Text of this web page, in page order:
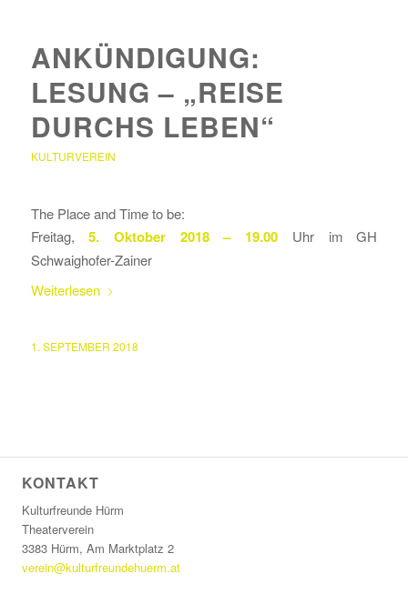
ANKÜNDIGUNG:
LESUNG – „REISE
DURCHS LEBEN“
KULTURVEREIN
The Place and Time to be:
Freitag, 5. Oktober 2018 – 19.00 Uhr im GH
Schwaighofer-Zainer
Weiterlesen
1. SEPTEMBER 2018
KONTAKT
Kulturfreunde Hürm
Theaterverein
3383 Hürm, Am Marktplatz 2
verein@kulturfreundehuerm.at